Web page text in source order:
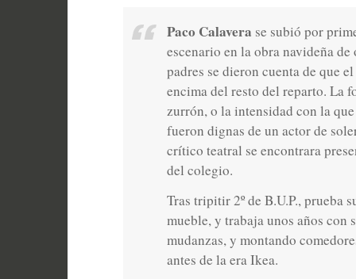
Paco Calavera se subió por
escenario en la obra navideña
padres se dieron cuenta de que
encima del resto del reparto. La
zurrón, o la intensidad con la
fueron dignas de un actor de
crítico teatral se encontrara
del colegio.
Tras tripitir 2º de B.U.P., prueba
mueble, y trabaja unos años con
mudanzas, y montando
antes de la era Ikea.